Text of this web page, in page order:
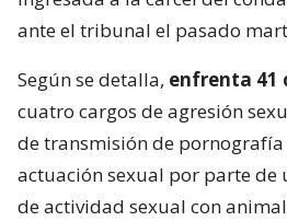
ante el tribunal el pasado
Según se detalla, enfrenta 41
cuatro cargos de agresión
de transmisión de
actuación sexual por parte de
de actividad sexual con